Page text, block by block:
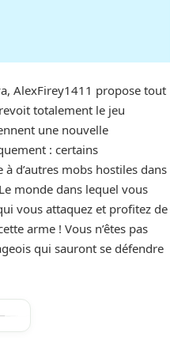
AlexFirey1411 propose tout
totalement le jeu
une nouvelle
: certains
à d’autres mobs hostiles dans
monde dans lequel vous
vous attaquez et profitez de
arme ! Vous n’êtes pas
qui sauront se défendre